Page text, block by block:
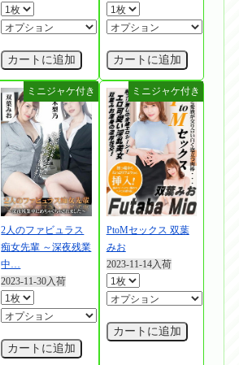
カートに追加 カートに追加
2人のファビュラス
痴女先輩 ～深夜残業
中…
2023-11-30入荷
カートに追加
PtoMセックス 双葉
みお
2023-11-14入荷
カートに追加